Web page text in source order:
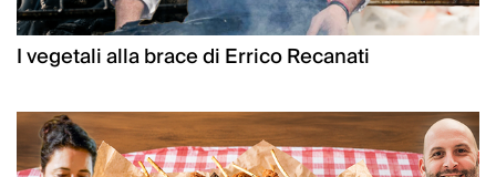
I vegetali alla brace di Errico Recanati